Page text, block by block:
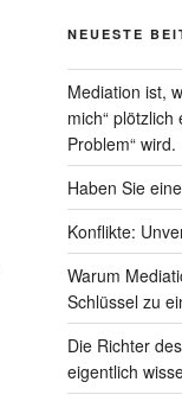
NEUESTE
Mediation ist,
mich“
Problem“ wird.
Haben Sie
Konflikte:
Warum
Schlüssel zu
Die Richter
eigentlich